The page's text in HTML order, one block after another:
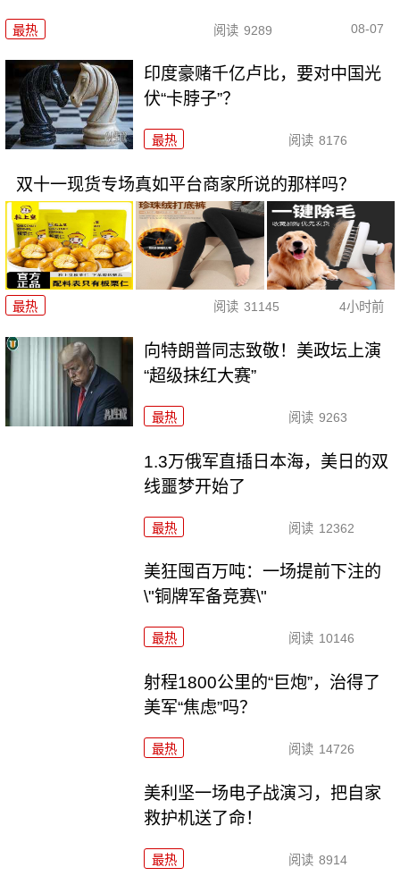
最热 阅读 9289 08-07
印度豪赌千亿卢比，要对中国光
伏“卡脖子”？
最热 阅读 8176
双十一现货专场真如平台商家所说的那样吗？
最热 阅读 31145 4小时前
向特朗普同志致敬！美政坛上演
“超级抹红大赛”
最热 阅读 9263
1.3万俄军直插日本海，美日的双
线噩梦开始了
最热 阅读 12362
美狂囤百万吨：一场提前下注的
\"铜牌军备竞赛\"
最热 阅读 10146
射程1800公里的“巨炮”，治得了
美军“焦虑”吗？
最热 阅读 14726
美利坚一场电子战演习，把自家
救护机送了命！
最热 阅读 8914